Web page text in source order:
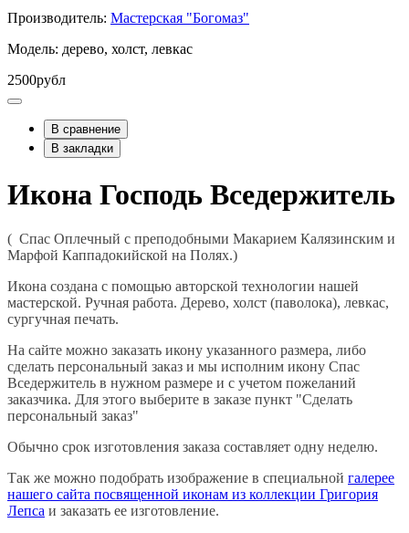
Производитель: Мастерская "Богомаз"
Модель: дерево, холст, левкас
2500рубл
В сравнение
В закладки
Икона Господь Вседержитель
( Спас Оплечный с преподобными Макарием Калязинским и
Марфой Каппадокийской на Полях.)
Икона создана с помощью авторской технологии нашей
мастерской. Ручная работа. Дерево, холст (паволока), левкас,
сургучная печать.
На сайте можно заказать икону указанного размера, либо
сделать персональный заказ и мы исполним икону Спас
Вседержитель в нужном размере и с учетом пожеланий
заказчика. Для этого выберите в заказе пункт "Сделать
персональный заказ"
Обычно срок изготовления заказа составляет одну неделю.
Так же можно подобрать изображение в специальной галерее
нашего сайта посвященной иконам из коллекции Григория
Лепса и заказать ее изготовление.